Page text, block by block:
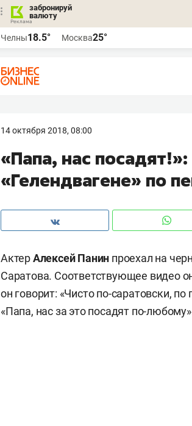
забронируй
валюту
Челны18.5° Москва25°
14 октября 2018, 08:00
«Папа, нас
«Гелендвагене» по
АктерАлексей Панин проехал на
Саратова. Соответствующее видео
он говорит: «Чисто по-саратовски,
«Папа, нас за это посадят по-